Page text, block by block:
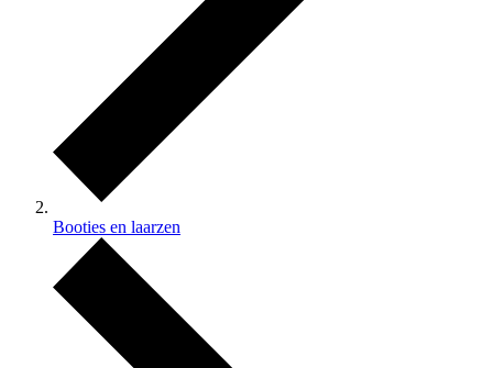
Booties en laarzen